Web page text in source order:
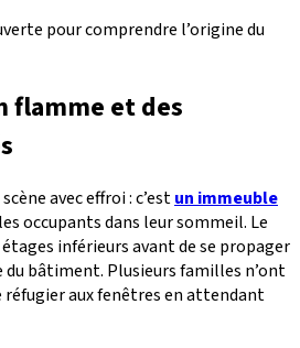
pour comprendre l’origine du
flamme et des
avec effroi : c’estun immeuble
occupants dans leur sommeil. Le
étages inférieurs avant de se propager
du bâtiment. Plusieurs familles n’ont
réfugier aux fenêtres en attendant